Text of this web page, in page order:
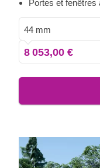
admirant votre
fin que vous désirez.
Portes et fenêtres
44 mm
8 053,00 €